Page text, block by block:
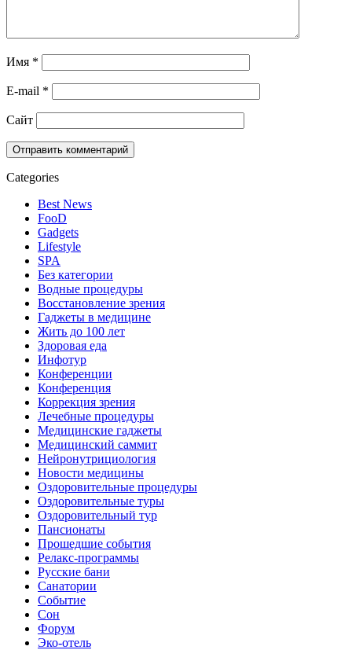
Имя *
E-mail *
Сайт
Categories
Best News
FooD
Gadgets
Lifestyle
SPA
Без категории
Водные процедуры
Восстановление зрения
Гаджеты в медицине
Жить до 100 лет
Здоровая еда
Инфотур
Конференции
Конференция
Коррекция зрения
Лечебные процедуры
Медицинские гаджеты
Медицинский саммит
Нейронутрициология
Новости медицины
Оздоровительные процедуры
Оздоровительные туры
Оздоровительный тур
Пансионаты
Прошедшие события
Релакс-программы
Русские бани
Санатории
Событие
Сон
Форум
Эко-отель